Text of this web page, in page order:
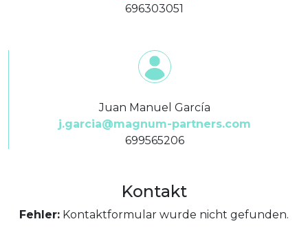
696303051
Juan Manuel García
j.garcia@magnum-partners.com
699565206
Kontakt
Fehler: Kontaktformular wurde nicht gefunden.